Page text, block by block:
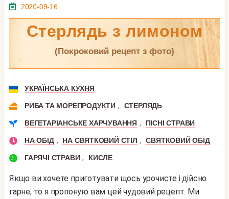
2020-09-16
Стерлядь з лимоном
(покроковий рецепт з фото)
УКРАЇНСЬКА КУХНЯ
РИБА ТА МОРЕПРОДУКТИ , СТЕРЛЯДЬ
ВЕГЕТАРІАНСЬКЕ ХАРЧУВАННЯ , ПІСНІ СТРАВИ
НА ОБІД , НА СВЯТКОВИЙ СТІЛ , СВЯТКОВИЙ ОБІД
ГАРЯЧІ СТРАВИ , КИСЛЕ
Якщо ви хочете приготувати щось урочисте і дійсно
гарне, то я пропоную вам цей чудовий рецепт. Ми